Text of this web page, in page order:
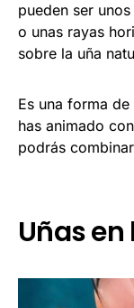
pueden ser
o unas rayas
sobre la uña
Es una forma
has animado
podrás
Uñas